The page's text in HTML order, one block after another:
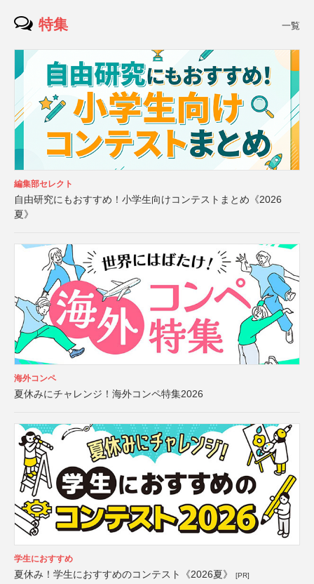
特集 一覧
編集部セレクト
自由研究にもおすすめ！小学生向けコンテストまとめ《2026
夏》
海外コンペ
夏休みにチャレンジ！海外コンペ特集2026
学生におすすめ
夏休み！学生におすすめのコンテスト《2026夏》 [PR]